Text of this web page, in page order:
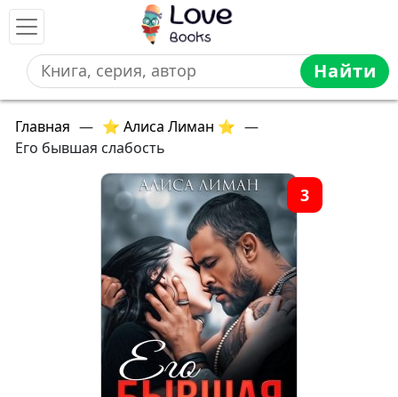
Найти
Главная — ⭐ Алиса Лиман ⭐ —
Его бывшая слабость
3